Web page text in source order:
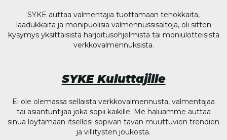
SYKE auttaa valmentajia tuottamaan tehokkaita,
laadukkaita ja monipuolisia valmennussisältöjä, oli sitten
kysymys yksittäisistä harjoitusohjelmista tai moniulotteisista
verkkovalmennuksista.
SYKE Kuluttajille
Ei ole olemassa sellaista verkkovalmennusta, valmentajaa
tai asiantuntijaa joka sopii kaikille. Me haluamme auttaa
sinua löytämään itsellesi sopivan tavan muuttuvien trendien
ja villitysten joukosta.